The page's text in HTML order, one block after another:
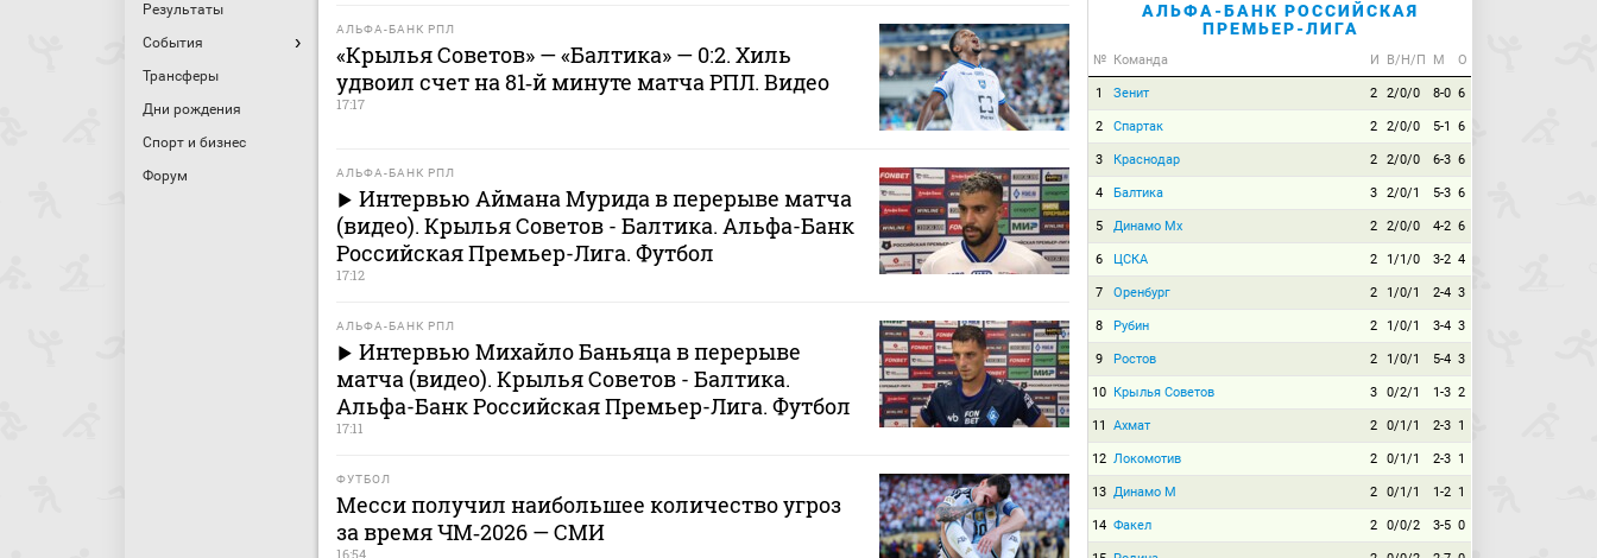
Результаты
События
Трансферы
Дни рождения
Спорт и бизнес
Форум
АЛЬФА-БАНК РПЛ
«Крылья Советов» — «Балтика» — 0:2. Хиль
удвоил счет на 81‑й минуте матча РПЛ. Видео
17:17
АЛЬФА-БАНК РПЛ
Интервью Аймана Мурида в перерыве матча
(видео). Крылья Советов - Балтика. Альфа-Банк
Российская Премьер-Лига. Футбол
17:12
АЛЬФА-БАНК РПЛ
Интервью Михайло Баньяца в перерыве
матча (видео). Крылья Советов - Балтика.
Альфа-Банк Российская Премьер-Лига. Футбол
17:11
ФУТБОЛ
Месси получил наибольшее количество угроз
за время ЧМ‑2026 — СМИ
16:54
АЛЬФА-БАНК РОССИЙСКАЯ
ПРЕМЬЕР-ЛИГА
№ Команда И В/Н/П М О
1 Зенит 2 2/0/0 8-0 6
2 Спартак 2 2/0/0 5-1 6
3 Краснодар 2 2/0/0 6-3 6
4 Балтика 3 2/0/1 5-3 6
5 Динамо Мх 2 2/0/0 4-2 6
6 ЦСКА 2 1/1/0 3-2 4
7 Оренбург 2 1/0/1 2-4 3
8 Рубин 2 1/0/1 3-4 3
9 Ростов 2 1/0/1 5-4 3
10 Крылья Советов 3 0/2/1 1-3 2
11 Ахмат 2 0/1/1 2-3 1
12 Локомотив 2 0/1/1 2-3 1
13 Динамо М 2 0/1/1 1-2 1
14 Факел 2 0/0/2 3-5 0